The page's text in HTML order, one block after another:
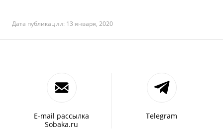
Дата публикации: 13 января, 2020
E-mail рассылка
Sobaka.ru
Telegram